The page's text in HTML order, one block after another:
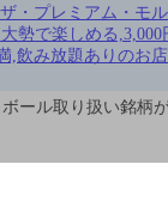
・プレミアム・モ
勢で楽しめる,3,000
,飲み放題ありのお
ール取り扱い銘柄が
アム・モルツ香る